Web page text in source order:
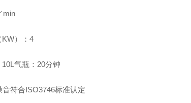
）：4
气瓶：20分钟
符合ISO3746标准认定